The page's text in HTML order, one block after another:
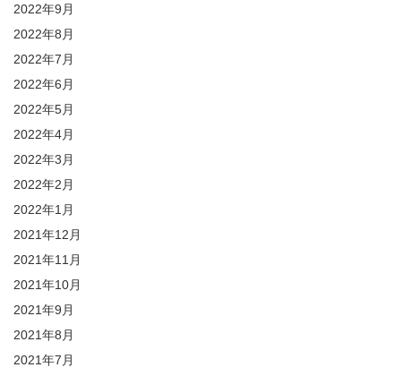
2022年9月
2022年8月
2022年7月
2022年6月
2022年5月
2022年4月
2022年3月
2022年2月
2022年1月
2021年12月
2021年11月
2021年10月
2021年9月
2021年8月
2021年7月